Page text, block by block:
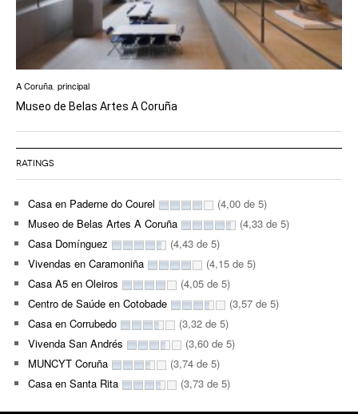
A Coruña, principal
Museo de Belas Artes A Coruña
RATINGS
Casa en Paderne do Courel
(4,00 de 5)
Museo de Belas Artes A Coruña
(4,33 de 5)
Casa Domínguez
(4,43 de 5)
Vivendas en Caramoniña
(4,15 de 5)
Casa A5 en Oleiros
(4,05 de 5)
Centro de Saúde en Cotobade
(3,57 de 5)
Casa en Corrubedo
(3,32 de 5)
Vivenda San Andrés
(3,60 de 5)
MUNCYT Coruña
(3,74 de 5)
Casa en Santa Rita
(3,73 de 5)